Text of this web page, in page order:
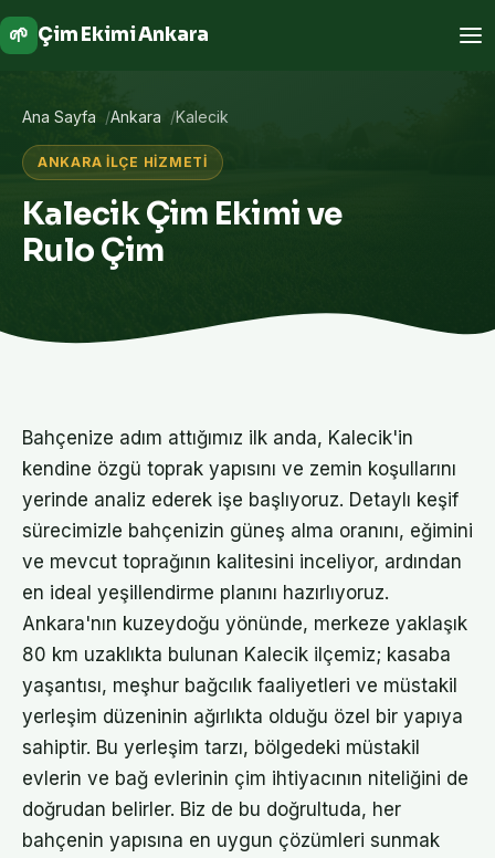
🌱 Çim Ekimi Ankara
Ana Sayfa Ankara Kalecik
ANKARA İLÇE HIZMETI
Kalecik Çim Ekimi ve
Rulo Çim
Bahçenize adım attığımız ilk anda, Kalecik'in
kendine özgü toprak yapısını ve zemin koşullarını
yerinde analiz ederek işe başlıyoruz. Detaylı keşif
sürecimizle bahçenizin güneş alma oranını, eğimini
ve mevcut toprağının kalitesini inceliyor, ardından
en ideal yeşillendirme planını hazırlıyoruz.
Ankara'nın kuzeydoğu yönünde, merkeze yaklaşık
80 km uzaklıkta bulunan Kalecik ilçemiz; kasaba
yaşantısı, meşhur bağcılık faaliyetleri ve müstakil
yerleşim düzeninin ağırlıkta olduğu özel bir yapıya
sahiptir. Bu yerleşim tarzı, bölgedeki müstakil
evlerin ve bağ evlerinin çim ihtiyacının niteliğini de
doğrudan belirler. Biz de bu doğrultuda, her
bahçenin yapısına en uygun çözümleri sunmak